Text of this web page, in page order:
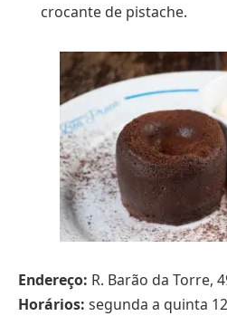
crocante de pistache.
Endereço: R. Barão da Torre,
Horários: segunda a quinta